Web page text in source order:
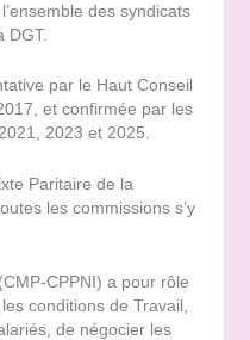
des syndicats
DGT.
par le Haut Conseil
et confirmée par les
2023 et 2025.
Paritaire de la
les commissions s’y
CPPNI) a pour rôle
conditions de Travail,
de négocier les